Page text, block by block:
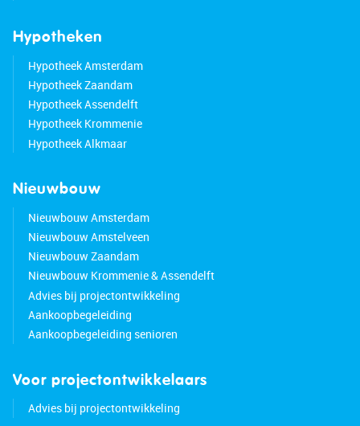
Hypotheken
Hypotheek Amsterdam
Hypotheek Zaandam
Hypotheek Assendelft
Hypotheek Krommenie
Hypotheek Alkmaar
Nieuwbouw
Nieuwbouw Amsterdam
Nieuwbouw Amstelveen
Nieuwbouw Zaandam
Nieuwbouw Krommenie & Assendelft
Advies bij projectontwikkeling
Aankoopbegeleiding
Aankoopbegeleiding senioren
Voor projectontwikkelaars
Advies bij projectontwikkeling